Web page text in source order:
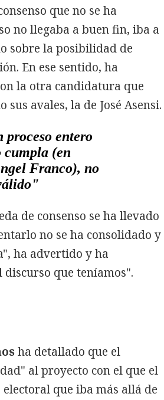
que no se ha
no llegaba a buen fin, iba a
sobre la posibilidad de
En ese sentido, ha
la otra candidatura que
avales, la de José Asensi.
proceso entero
cumpla (en
Franco), no
de consenso se ha llevado
no se ha consolidado y
ha advertido y ha
que teníamos".
ha detallado que el
al proyecto con el que el
que iba más allá de